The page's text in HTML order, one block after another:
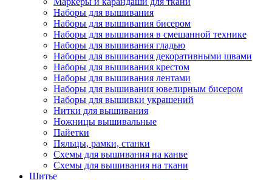
Наборы для вышивания
Наборы для вышивания бисером
Наборы для вышивания в смешанной технике
Наборы для вышивания гладью
Наборы для вышивания декоративными швами
Наборы для вышивания крестом
Наборы для вышивания лентами
Наборы для вышивания ювелирным бисером
Наборы для вышивки украшений
Нитки для вышивания
Ножницы вышивальные
Пайетки
Пяльцы, рамки, станки
Схемы для вышивания на канве
Схемы для вышивания на ткани
Шитье